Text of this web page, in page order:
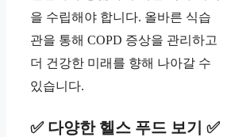
을 수립해야 합니다. 올바른 식습
관을 통해 COPD 증상을 관리하고
더 건강한 미래를 향해 나아갈 수
있습니다.
✅ 다양한 헬스 푸드 보기 ✅